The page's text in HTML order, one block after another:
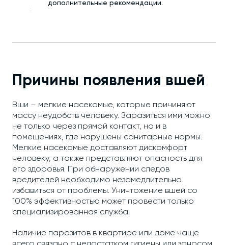
дополнительные рекомендации.
Причины появления вшей
Вши – мелкие насекомые, которые причиняют
массу неудобств человеку. Заразиться ими можно
не только через прямой контакт, но и в
помещениях, где нарушены санитарные нормы.
Мелкие насекомые доставляют дискомфорт
человеку, а также представляют опасность для
его здоровья. При обнаружении следов
вредителей необходимо незамедлительно
избавиться от проблемы. Уничтожение вшей со
100% эффективностью может провести только
специализированная служба.
Наличие паразитов в квартире или доме чаще